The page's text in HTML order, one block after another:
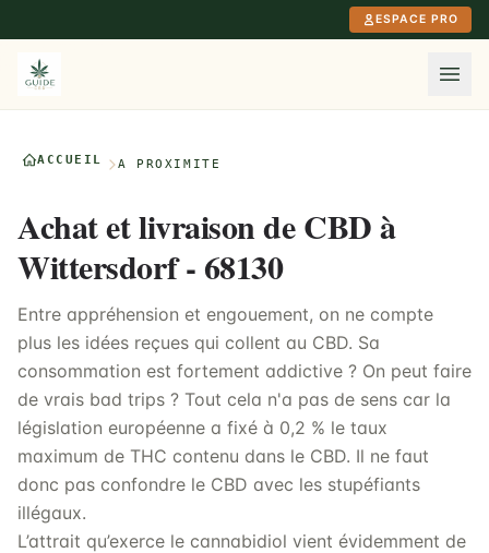
ESPACE PRO
ACCUEIL À PROXIMITÉ
Achat et livraison de CBD à
Wittersdorf - 68130
Entre appréhension et engouement, on ne compte
plus les idées reçues qui collent au CBD. Sa
consommation est fortement addictive ? On peut faire
de vrais bad trips ? Tout cela n'a pas de sens car la
législation européenne a fixé à 0,2 % le taux
maximum de THC contenu dans le CBD. Il ne faut
donc pas confondre le CBD avec les stupéfiants
illégaux.
L’attrait qu’exerce le cannabidiol vient évidemment de